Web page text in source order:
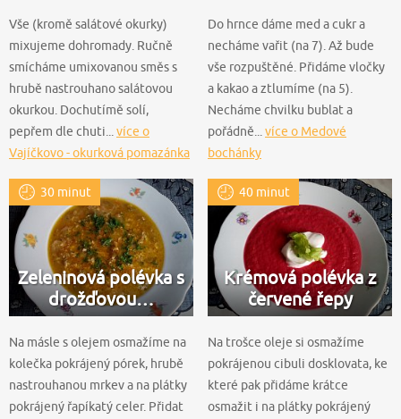
Vše (kromě salátové okurky)
mixujeme dohromady. Ručně
smícháme umixovanou směs s
hrubě nastrouhano salátovou
okurkou. Dochutímě solí,
pepřem dle chuti... více o
Vajíčkovo - okurková pomazánka
Do hrnce dáme med a cukr a
necháme vařit (na 7). Až bude
vše rozpuštěné. Přidáme vločky
a kakao a ztlumíme (na 5).
Necháme chvilku bublat a
pořádně... více o Medové
bochánky
30 minut
Zeleninová polévka s
drožďovou…
Na másle s olejem osmažíme na
kolečka pokrájený pórek, hrubě
nastrouhanou mrkev a na plátky
pokrájený řapíkatý celer. Přidat
40 minut
Krémová polévka z
červené řepy
Na trošce oleje si osmažíme
pokrájenou cibuli dosklovata, ke
které pak přidáme krátce
osmažit i na plátky pokrájený